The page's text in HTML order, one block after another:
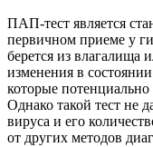
ПАП-тест является
первичном приеме у
берется из влагалища
изменения в
которые
Однако такой тест не
вируса и его
от других методов